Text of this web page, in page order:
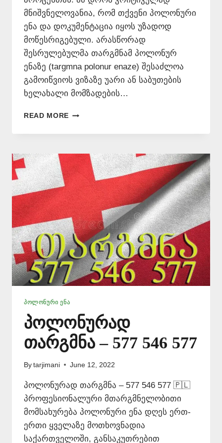
მნიშვნელოვანია, რომ თქვენი პოლონური
ენა და დოკუმენტაცია იყოს უზადოდ
მოწესრიგებული. არასწორად
შესრულებულმა თარგმნამ პოლონურ
ენაზე (targmna polonur enaze) შესაძლოა
გამოიწვიოს ვიზაზე უარი ან საბუთების
ხელახალი მომზადების…
READ MORE ᲞᲝᲚᲝᲜᲣᲠᲘ
ᲜᲝᲢᲐᲠᲘᲣᲚᲘ
–
577546577
ᲞᲝᲚᲝᲜᲣᲠᲘ ᲔᲜᲐ
პოლონურად
თარგმნა – 577 546 577
By tarjimani June 12, 2022
პოლონურად თარგმნა – 577 546 577 🇵🇱
პროფესიონალური მთარგმნელობითი
მომსახურება პოლონური ენა დღეს ერთ-
ერთი ყველაზე მოთხოვნადია
საქართველოში, განსაკუთრებით